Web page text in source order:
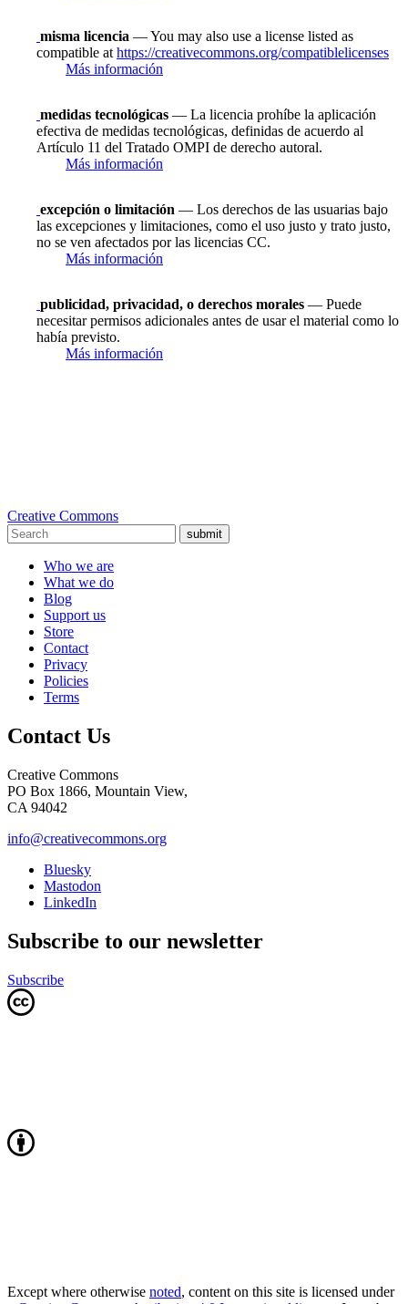
misma licencia — You may also use a license listed as
compatible at https://creativecommons.org/compatiblelicenses
Más información
medidas tecnológicas — La licencia prohíbe la aplicación
efectiva de medidas tecnológicas, definidas de acuerdo al
Artículo 11 del Tratado OMPI de derecho autoral.
Más información
excepción o limitación — Los derechos de las usuarias bajo
las excepciones y limitaciones, como el uso justo y trato justo,
no se ven afectados por las licencias CC.
Más información
publicidad, privacidad, o derechos morales — Puede
necesitar permisos adicionales antes de usar el material como lo
había previsto.
Más información
Creative Commons
submit
Who we are
What we do
Blog
Support us
Store
Contact
Privacy
Policies
Terms
Contact Us
Creative Commons
PO Box 1866, Mountain View,
CA 94042
info@creativecommons.org
Bluesky
Mastodon
LinkedIn
Subscribe to our newsletter
Subscribe
Except where otherwise noted, content on this site is licensed under